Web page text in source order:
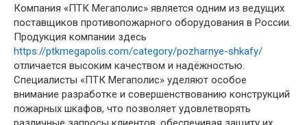
Компания «ПТК Мегаполис» является одним из ведущих
поставщиков противопожарного оборудования в России.
Продукция компании здесь
https://ptkmegapolis.com/category/pozharnye-shkafy/
отличается высоким качеством и надёжностью.
Специалисты «ПТК Мегаполис» уделяют особое
внимание разработке и совершенствованию конструкций
пожарных шкафов, что позволяет удовлетворять